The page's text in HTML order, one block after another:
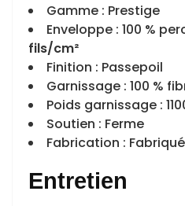
Gamme : Prestige
Enveloppe : 100 %
fils/cm²
Finition : Passepoil
Garnissage : 100 %
Poids garnissage :
Soutien : Ferme
Fabrication :
Entretien